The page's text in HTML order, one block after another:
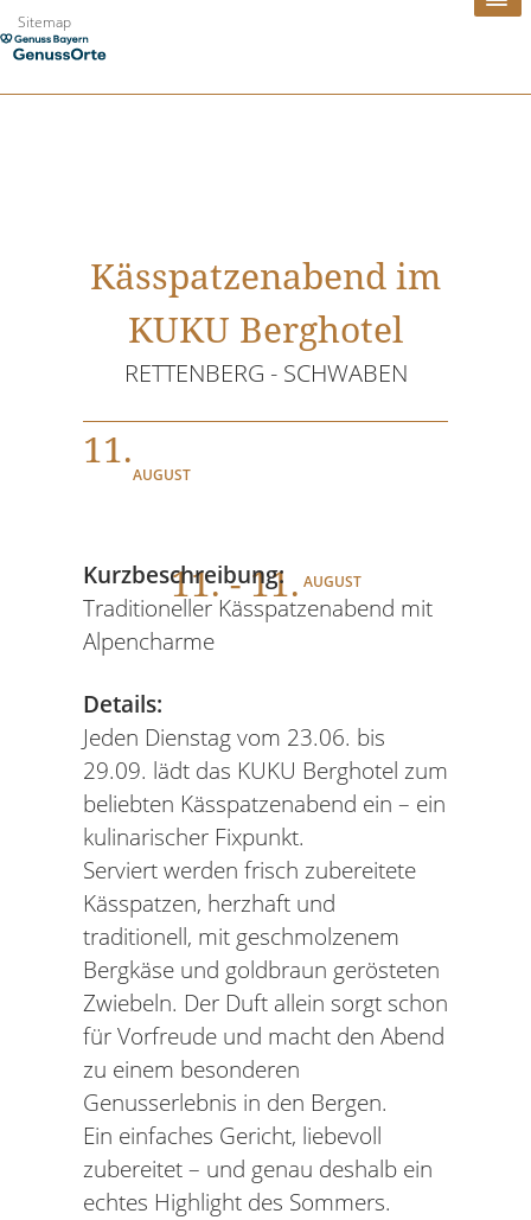
Zum
Inhalt
Sitemap
Kässpatzenabend im
KUKU Berghotel
RETTENBERG - SCHWABEN
11.
AUGUST
11. - 11. AUGUST
Kurzbeschreibung:
Traditioneller Kässpatzenabend mit
Alpencharme
Details:
Jeden Dienstag vom 23.06. bis
29.09. lädt das KUKU Berghotel zum
beliebten Kässpatzenabend ein – ein
kulinarischer Fixpunkt.
Serviert werden frisch zubereitete
Kässpatzen, herzhaft und
traditionell, mit geschmolzenem
Bergkäse und goldbraun gerösteten
Zwiebeln. Der Duft allein sorgt schon
für Vorfreude und macht den Abend
zu einem besonderen
Genusserlebnis in den Bergen.
Ein einfaches Gericht, liebevoll
zubereitet – und genau deshalb ein
echtes Highlight des Sommers.